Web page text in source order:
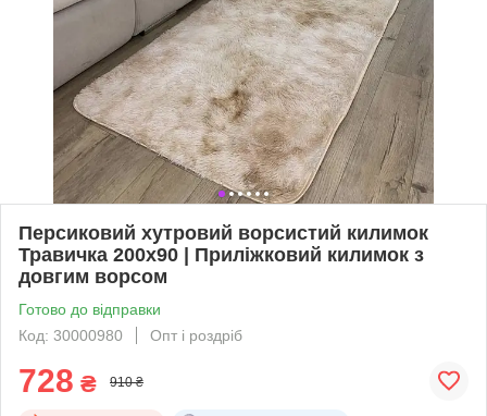
Персиковий хутровий ворсистий килимок
Травичка 200х90 | Приліжковий килимок з
довгим ворсом
Готово до відправки
Код: 30000980
Опт і роздріб
728 ₴ 910 ₴